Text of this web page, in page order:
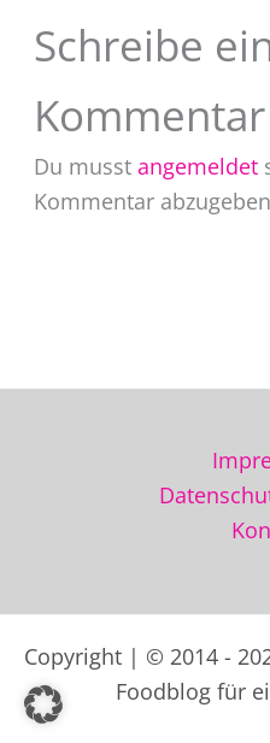
Schreibe
Kommentar
Du musst angemeldet
Kommentar
Copyright | © 2014 -
Foodblog für